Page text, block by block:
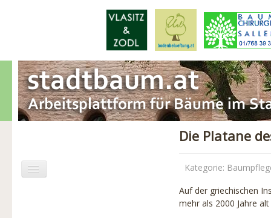
Die Platane
Kategorie:
Auf der griechischen
mehr als 2000 Jahre